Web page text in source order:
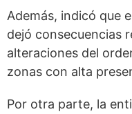
Además, indicó que
dejó consecuencias
alteraciones del
zonas con alta
Por otra parte, la